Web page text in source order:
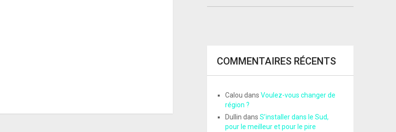
COMMENTAIRES RÉCENTS
Calou dans Voulez-vous changer de
région ?
Dullin dans S’installer dans le Sud,
pour le meilleur et pour le pire